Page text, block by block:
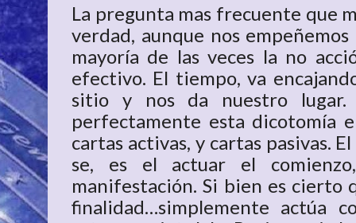
La pregunta mas frecuente que
verdad, aunque nos
mayoría de las veces la no
efectivo. El tiempo, va
sitio y nos da nuestro
perfectamente esta dicotomía
cartas activas, y cartas pasivas.
se, es el actuar el
manifestación. Si bien es cierto
finalidad…simplemente actúa